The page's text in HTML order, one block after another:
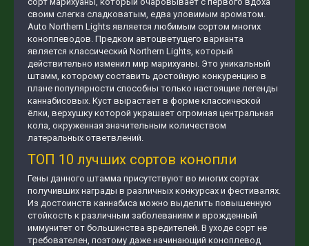
своим слегка сладковатым, едва уловимым ароматом.
Auto Northern Lights является любимым сортом многих
коноплеводов. Предком автоцветущего варианта
является классический Northern Lights, который
действительно изменил мир марихуаны. Это уникальный
штамм, которому составить достойную конкуренцию в
плане популярности способны только настоящие легенды
каннабисовых. Куст вырастает в форме классической
ёлки, верхушку которой украшает огромная центральная
кола, окруженная значительным количеством
латеральных ответвлений.
ТОП 10 лучших сортов конопли
Гены данного штамма присутствуют во многих сортах
получивших награды в различных конкурсах и фестивалях.
Из достоинств каннабиса можно выделить повышенную
стойкость к различным заболеваниям и врожденный
иммунитет от большинства вредителей. В уходе сорт не
требователен, поэтому даже начинающий коноплевод